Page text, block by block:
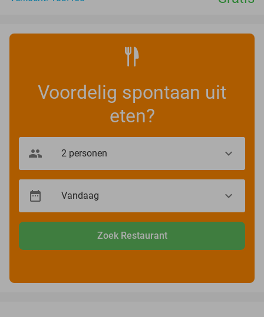
Voordelig spontaan uit
eten?
Zoek Restaurant